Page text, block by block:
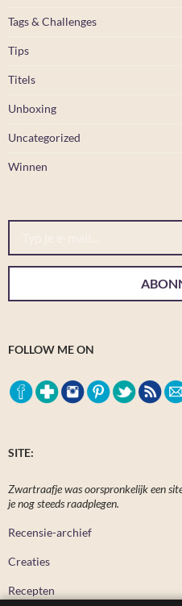
Tags & Challenges
Tips
Titels
Unboxing
Uncategorized
Winnen
Typ je e-mail...
FOLLOW ME ON
SITE:
Zwartraafje was oorspronkelijk een
je nog steeds raadplegen.
Recensie-archief
Creaties
Recepten